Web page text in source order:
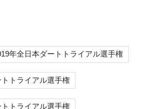
年全日本ダートトライアル選手権
トライアル選手権
トライアル選手権